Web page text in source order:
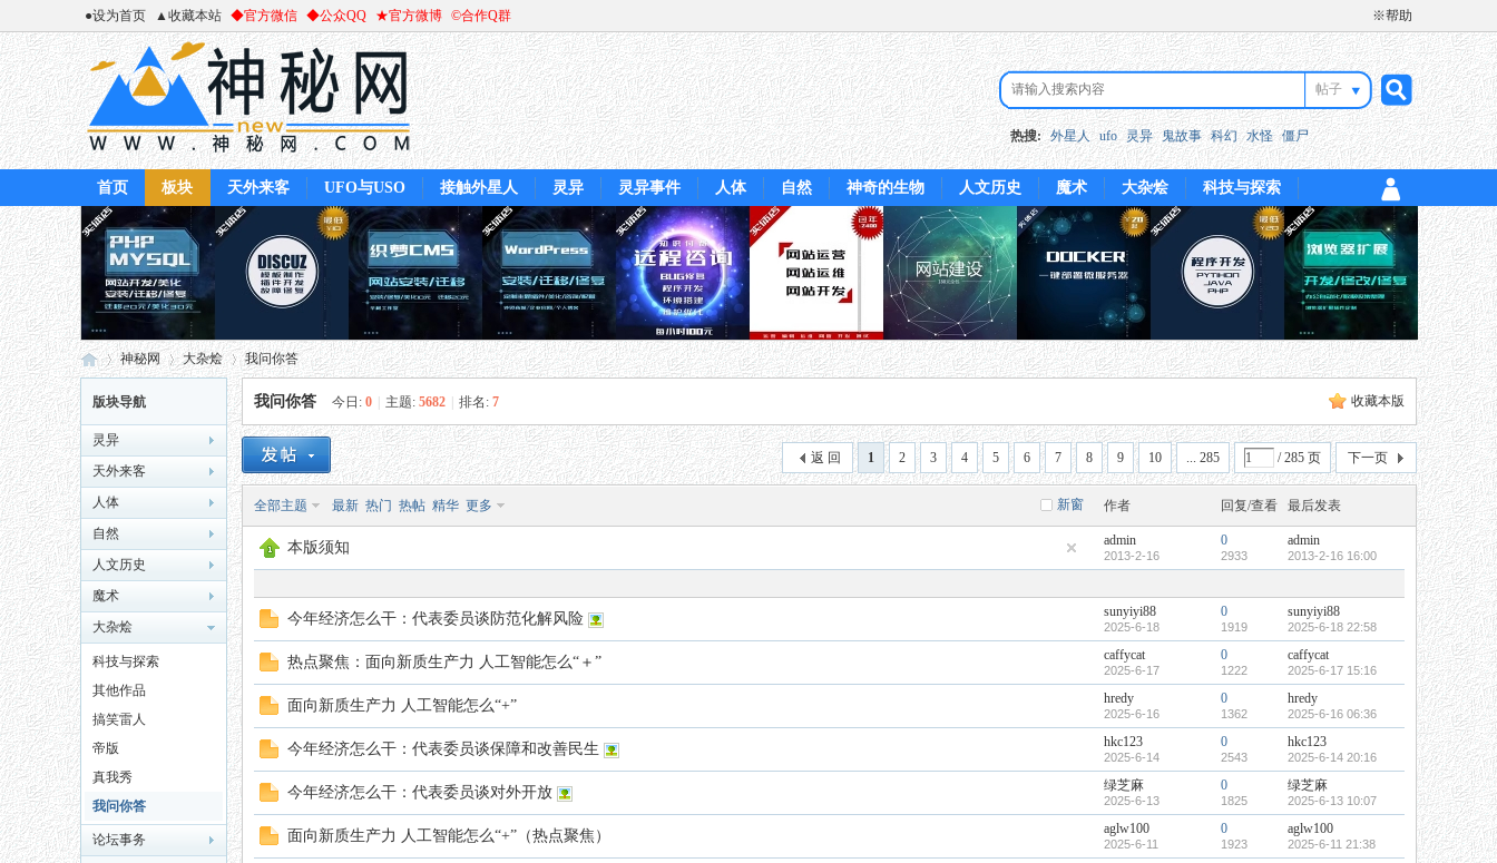
●设为首页 ▲收藏本站 ◆官方微信 ◆公众QQ ★官方微博 ©合作Q群 ※帮助
帖子
搜
索
热搜: 外星人 ufo 灵异 鬼故事 科幻 水怪 僵尸
首页 板块 天外来客 UFO与USO 接触外星人 灵异 灵异事件 人体 自然 神奇的生物 人文历史 魔术 大杂烩 科技与探索
神 »
神秘网
›
大杂烩
›
我问你答
版块导航
灵异
天外来客
人体
自然
人文历史
魔术
大杂烩
科技与探索
其他作品
搞笑雷人
帝版
真我秀
我问你答
论坛事务
收藏本版
我问你答 今日: 0 主题: 5682 排名: 7
1 2 3 4 5 6 7 8 9 10 ... 285 / 285 页 下一页
返 回
新窗
全部主题 最新 热门 热帖 精华 更多 作者 回复/查看 最后发表
本版须知 admin
2013-2-16
0
2933
admin
2013-2-16 16:00
今年经济怎么干：代表委员谈防范化解风险 sunyiyi88
2025-6-18
0
1919
sunyiyi88
2025-6-18 22:58
热点聚焦：面向新质生产力 人工智能怎么“＋” caffycat
2025-6-17
0
1222
caffycat
2025-6-17 15:16
面向新质生产力 人工智能怎么“+” hredy
2025-6-16
0
1362
hredy
2025-6-16 06:36
今年经济怎么干：代表委员谈保障和改善民生 hkc123
2025-6-14
0
2543
hkc123
2025-6-14 20:16
今年经济怎么干：代表委员谈对外开放 绿芝麻
2025-6-13
0
1825
绿芝麻
2025-6-13 10:07
面向新质生产力 人工智能怎么“+”（热点聚焦） aglw100
2025-6-11
0
1923
aglw100
2025-6-11 21:38